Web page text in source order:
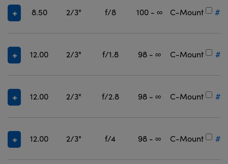
8.50 2/3" f/8 100 - ∞ C-Mount
12.00 2/3" f/1.8 98 - ∞ C-Mount
12.00 2/3" f/2.8 98 - ∞ C-Mount
12.00 2/3" f/4 98 - ∞ C-Mount